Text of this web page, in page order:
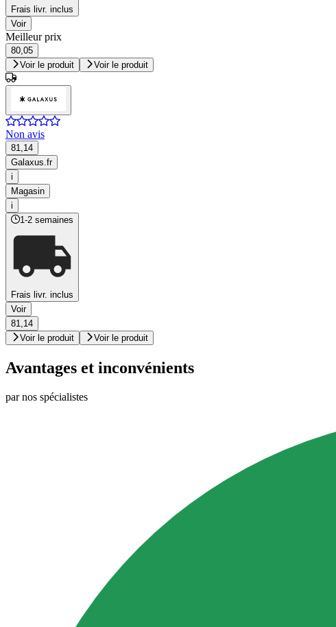
Frais livr. inclus
Voir
Meilleur prix
80,05
Voir le produit
Voir le produit
Non avis
81,14
Galaxus.fr
i
Magasin
i
1-2 semaines
Frais livr. inclus
Voir
81,14
Voir le produit
Voir le produit
Avantages et inconvénients
par nos spécialistes